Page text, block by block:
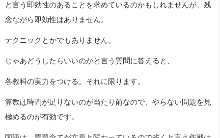
と言う即効性のあることを求めているのかもしれませんが、残
念ながら即効性はありません。
テクニックとかでもありません。
じゃあどうしたらいいのかと言う質問に答えると、
各教科の実力をつける。それに限ります。
算数は時間が足りないのが当たり前なので、やらない問題を見
極めるのが有効です。